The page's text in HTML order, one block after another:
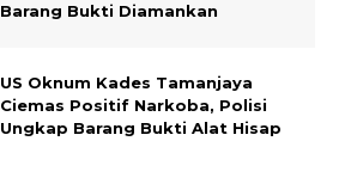
Barang Bukti Diamankan
US Oknum Kades Tamanjaya
Ciemas Positif Narkoba, Polisi
Ungkap Barang Bukti Alat Hisap